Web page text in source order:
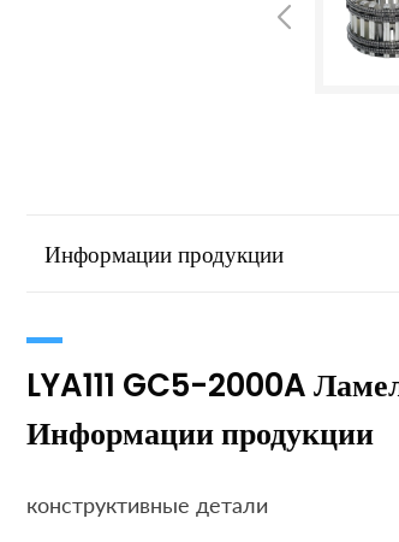
Информации продукции
LYA111 GC5-2000A
Информации продукции
конструктивные детали